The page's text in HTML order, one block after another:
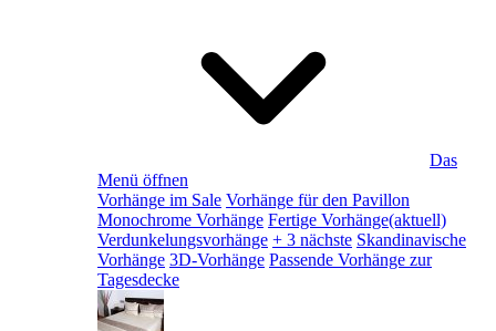
Das
Menü öffnen
Vorhänge im Sale Vorhänge für den Pavillon
Monochrome Vorhänge Fertige Vorhänge(aktuell)
Verdunkelungsvorhänge + 3 nächste Skandinavische
Vorhänge 3D-Vorhänge Passende Vorhänge zur
Tagesdecke